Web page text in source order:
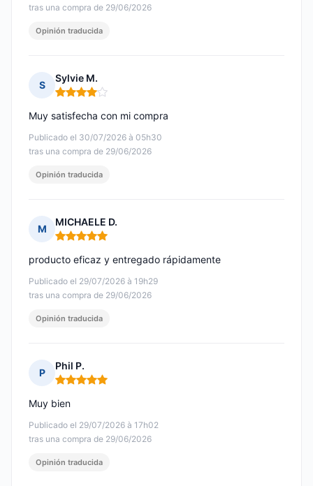
tras una compra de 29/06/2026
Opinión traducida
S
Sylvie M.
Nota: 4 de 5
Publicado el 30/07/2026 à 05h30
tras una compra de 29/06/2026
Muy satisfecha con mi compra
Opinión traducida
M
MICHAELE D.
Nota: 5 de 5
Publicado el 29/07/2026 à 19h29
tras una compra de 29/06/2026
producto eficaz y entregado rápidamente
Opinión traducida
P
Phil P.
Nota: 5 de 5
Publicado el 29/07/2026 à 17h02
tras una compra de 29/06/2026
Muy bien
Opinión traducida